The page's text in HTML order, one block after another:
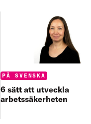
Categories:
PÅ SVENSKA
6 sätt att utveckla
arbetssäkerheten